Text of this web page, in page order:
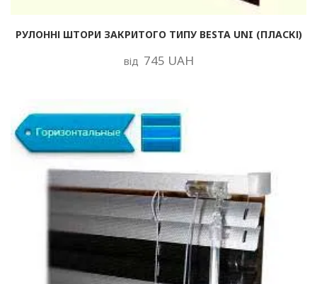
РУЛОННІ ШТОРИ ЗАКРИТОГО ТИПУ BESTA UNI (ПЛАСКІ)
від 745 UAH